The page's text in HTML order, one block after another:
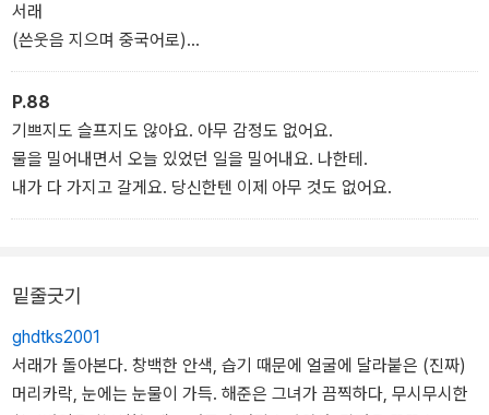
서래
편하게 대해 주세요, 늘 하던 대로…… 피의자로.
해맑은 서래 표정에 당황하는 해준, 굳었던 결심이 도로 무너지려 한
다.
서래
(쓴웃음 지으며 중국어로)
날 사랑한다고 말하는 순간 당신의 사랑이 끝났고
당신의 사랑이 끝나는 순간 내 사랑이 시작됐죠.
你说爱我的瞬间，你的爱就结束了。
你的爱结束的瞬间，我的爱就开始了啊。
서래
해준 씨……. 임호신 전화, 그거 버려요……. 깊은 바다에 버려요.
해준
P.88
기쁘지도 슬프지도 않아요. 아무 감정도 없어요.
물을 밀어내면서 오늘 있었던 일을 밀어내요. 나한테.
내가 다 가지고 갈게요. 당신한텐 이제 아무 것도 없어요.
밑줄긋기
ghdtks2001
서래가 돌아본다. 창백한 안색, 습기 때문에 얼굴에 달라붙은 (진짜)
머리카락, 눈에는 눈물이 가득. 해준은 그녀가 끔찍하다, 무시무시한